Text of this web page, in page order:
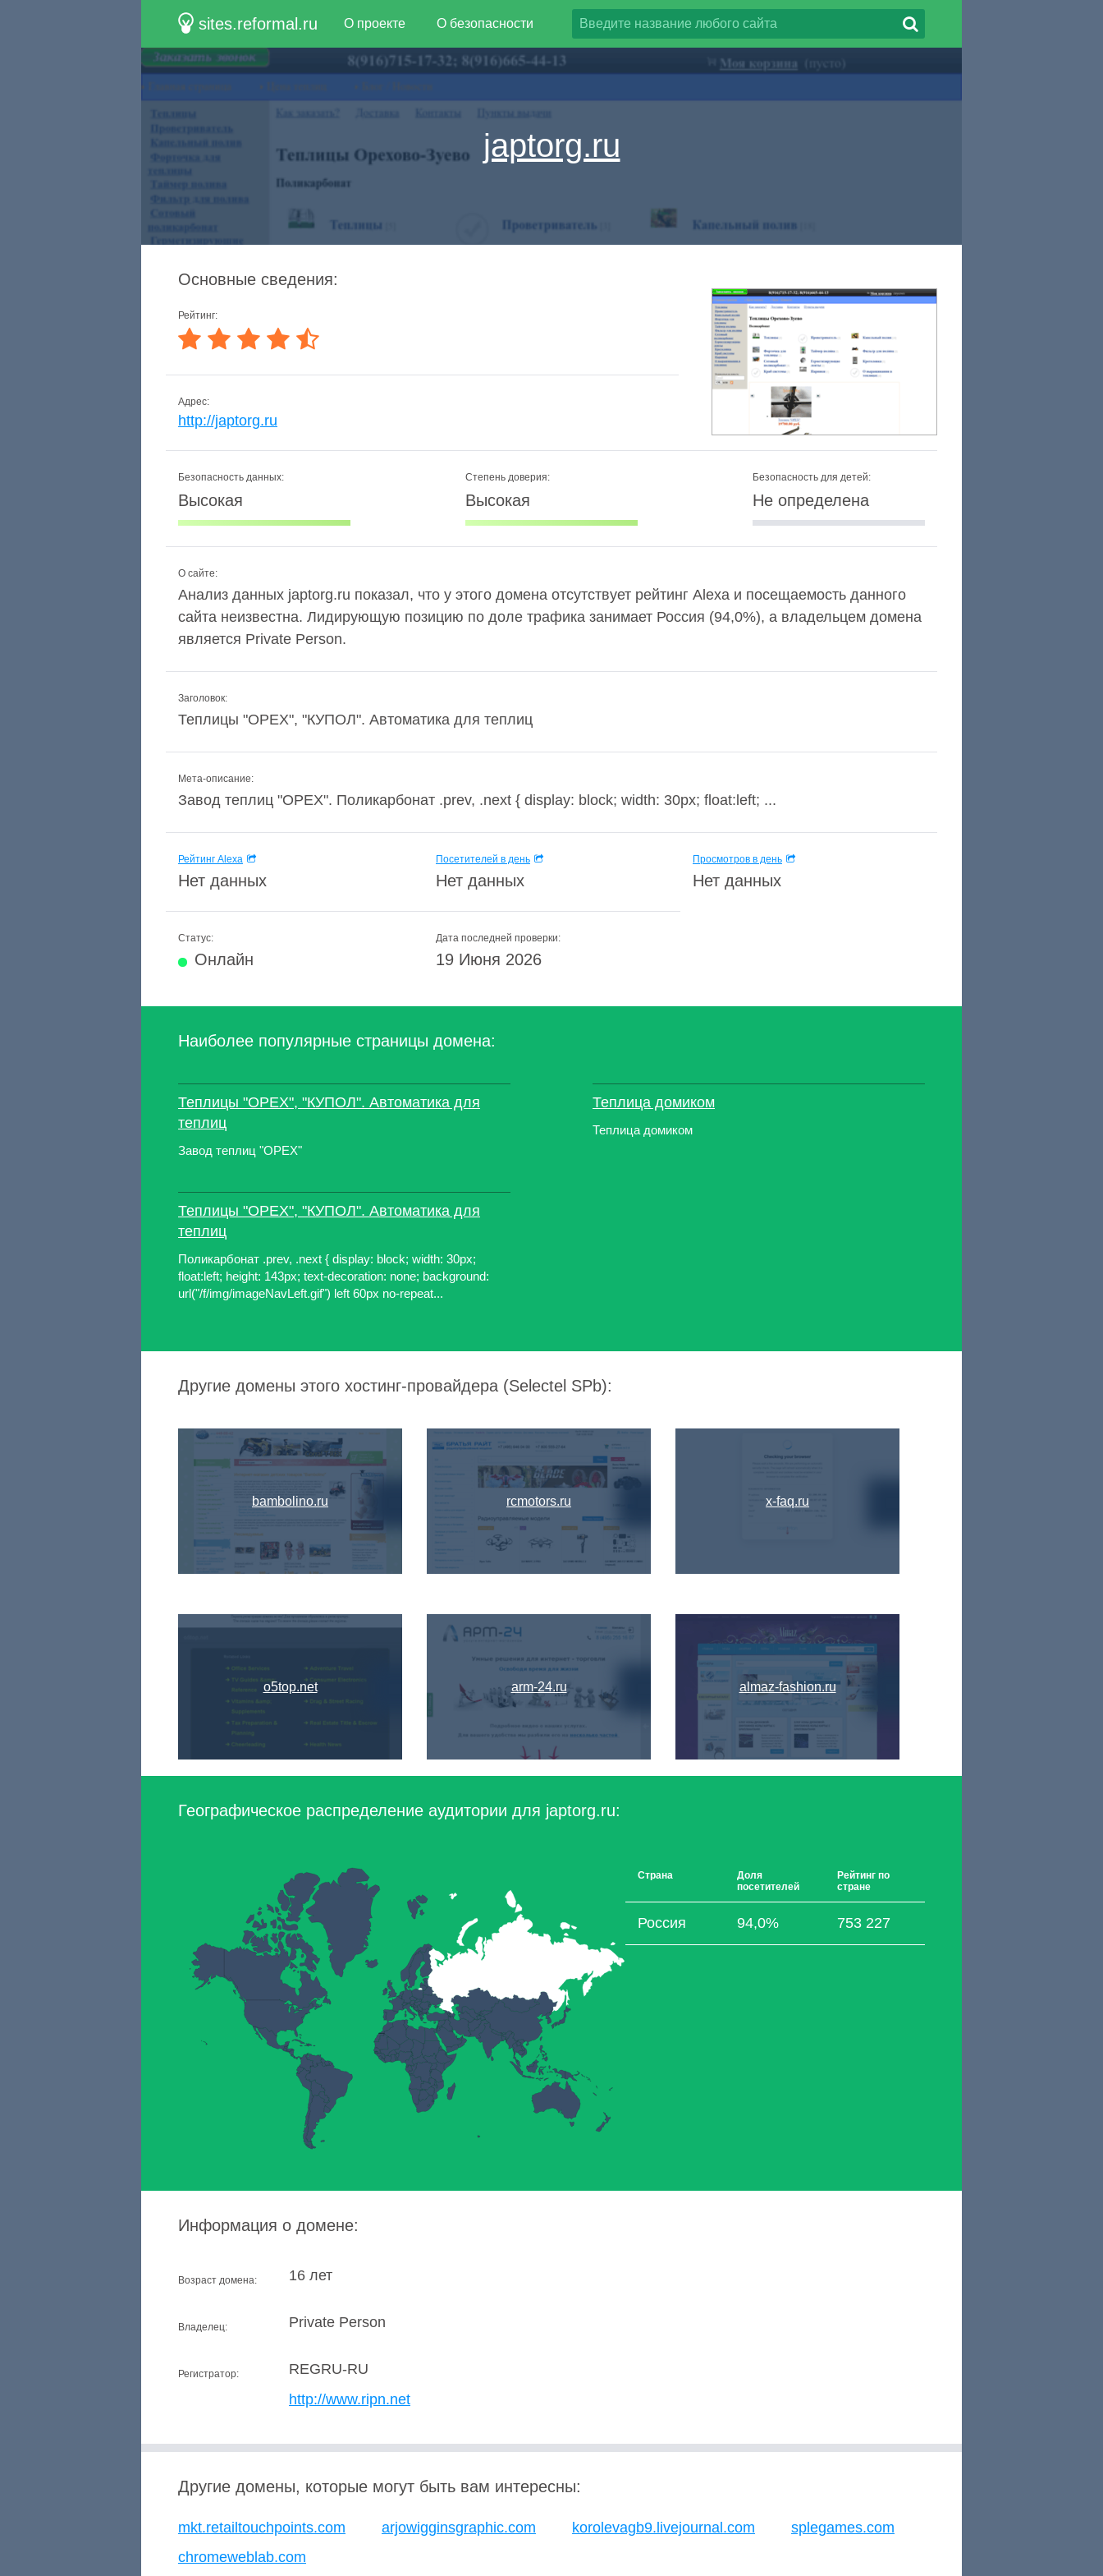
sites.reformal.ru О проекте О безопасности
japtorg.ru
Основные сведения:
Рейтинг:
Адрес:
http://japtorg.ru
Безопасность данных:
Высокая
Степень доверия:
Высокая
Безопасность для детей:
Не определена
О сайте:
Анализ данных japtorg.ru показал, что у этого домена отсутствует рейтинг Alexa и посещаемость данного
сайта неизвестна. Лидирующую позицию по доле трафика занимает Россия (94,0%), а владельцем домена
является Private Person.
Заголовок:
Теплицы "ОРЕХ", "КУПОЛ". Автоматика для теплиц
Мета-описание:
Завод теплиц "ОРЕХ". Поликарбонат .prev, .next { display: block; width: 30px; float:left; ...
Рейтинг Alexa
Нет данных
Посетителей в день
Нет данных
Просмотров в день
Нет данных
Статус:
Онлайн
Дата последней проверки:
19 Июня 2026
Наиболее популярные страницы домена:
Теплицы "ОРЕХ", "КУПОЛ". Автоматика для
теплиц
Завод теплиц "ОРЕХ"
Теплицы "ОРЕХ", "КУПОЛ". Автоматика для
теплиц
Поликарбонат .prev, .next { display: block; width: 30px;
float:left; height: 143px; text-decoration: none; background:
url("/f/img/imageNavLeft.gif") left 60px no-repeat...
Теплица домиком
Теплица домиком
Другие домены этого хостинг-провайдера (Selectel SPb):
bambolino.ru
o5top.net
rcmotors.ru
arm-24.ru
x-faq.ru
almaz-fashion.ru
Географическое распределение аудитории для japtorg.ru:
Страна
Доля
посетителей
Рейтинг по
стране
Россия 94,0% 753 227
Информация о домене:
Возраст домена: 16 лет
Владелец: Private Person
Регистратор:
REGRU-RU
http://www.ripn.net
Другие домены, которые могут быть вам интересны:
mkt.retailtouchpoints.com arjowigginsgraphic.com korolevagb9.livejournal.com
splegames.com
chromeweblab.com